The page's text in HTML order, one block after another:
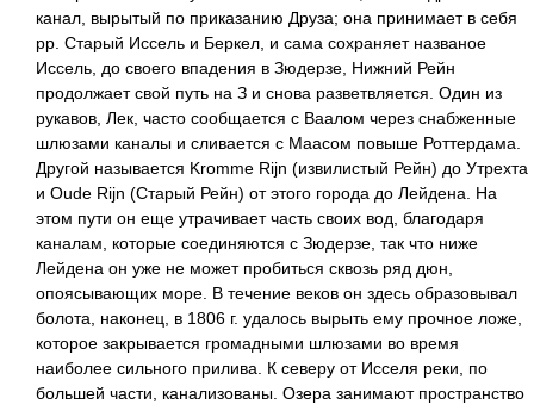
канал, вырытый по приказанию Друза; она принимает в себя
pp. Старый Иссель и Беркел, и сама сохраняет названое
Иссель, до своего впадения в Зюдерзе, Нижний Рейн
продолжает свой путь на З и снова разветвляется. Один из
рукавов, Лек, часто сообщается с Ваалом через снабженные
шлюзами каналы и сливается с Маасом повыше Роттердама.
Другой называется Kromme Rijn (извилистый Рейн) до Утрехта
и Oude Rijn (Старый Рейн) от этого города до Лейдена. На
этом пути он еще утрачивает часть своих вод, благодаря
каналам, которые соединяются с Зюдерзе, так что ниже
Лейдена он уже не может пробиться сквозь ряд дюн,
опоясывающих море. В течение веков он здесь образовывал
болота, наконец, в 1806 г. удалось вырыть ему прочное ложе,
которое закрывается громадными шлюзами во время
наиболее сильного прилива. К северу от Исселя реки, по
большей части, канализованы. Озера занимают пространство